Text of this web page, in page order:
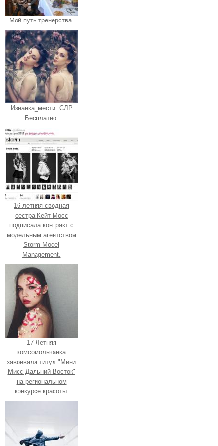
Мой путь тренерства.
Изнанка_мести. СЛР
Бесплатно.
16-летняя сводная
сестра Кейт Мосс
подписала контракт с
модельным агентством
Storm Model
Management.
17-Летняя
комсомольчанка
завоевала титул "Мини
Мисс Дальний Восток"
на региональном
конкурсе красоты.